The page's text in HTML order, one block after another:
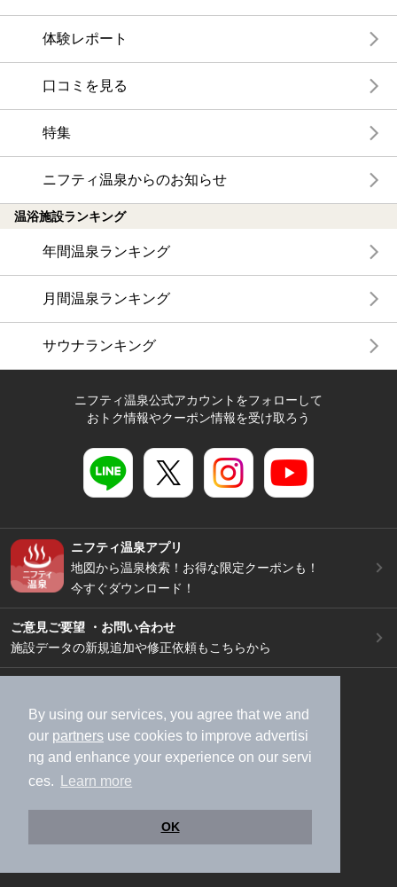
By using our services, you agree that we and
our partners use cookies to improve advertisi
ng and enhance your experience on our servi
ces.
Learn more
OK
体験レポート
口コミを見る
特集
ニフティ温泉からのお知らせ
温浴施設ランキング
年間温泉ランキング
月間温泉ランキング
サウナランキング
ニフティ温泉公式アカウントをフォローして
おトク情報やクーポン情報を受け取ろう
ニフティ温泉アプリ
地図から温泉検索！お得な限定クーポンも！
今すぐダウンロード！
ご意見ご要望 ・お問い合わせ
施設データの新規追加や修正依頼もこちらから
加盟店募集（資料請求）
広告出稿のご案内
利用規約
ライフスタイルMEMBERS+規約
特定商取引法に基づく表記
ヘルプ
採用情報
運営会社